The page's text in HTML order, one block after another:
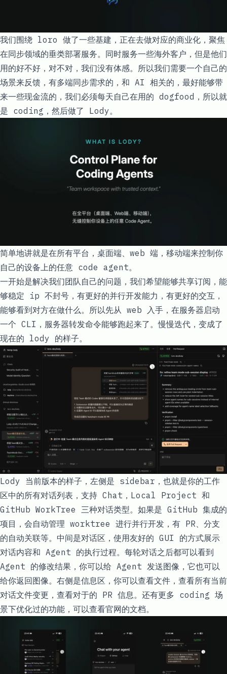
我们围绕 loro 做了一些基建，正在去做对应的商业化，聚焦
在同步领域的垂类部署服务。同时服务一些海外客户，但是他们
用的好不好，对不对，我们没有体感。所以我们需要一个自己的
场景来反馈，有多端同步需求的，和 AI 相关的，最好能够带
来一些现金流的，我们必须每天自己在用的 dogfood，所以就
是 coding，然后做了 Lody。
简单地讲就是在所有平台，桌面端、web 端，移动端来控制你
自己的设备上的任意 code agent。
一开始是解决我们团队自己的问题，我们希望能够共享订阅，能
够稳定 ip 不封号，有更好的并行开发能力，有更好的交互，
能够看到对方在做什么。所以先从 web 入手，在服务器启动
一个 CLI，服务器转发命令能够跑起来了。慢慢迭代，变成了
现在的 lody 的样子。
Lody 当前版本的样子，左侧是 sidebar，也就是你的工作
区中的所有对话列表，支持 Chat，Local Project 和
GitHub WorkTree 三种对话类型。如果是 GitHub 集成的
项目，会自动管理 worktree 进行并行开发，有 PR、分支
的自动关联等。中间是对话区，使用友好的 GUI 的方式展示
对话内容和 Agent 的执行过程。每轮对话之后都可以看到
Agent 的修改结果，你可以给 Agent 发送图像，它也可以
给你返回图像。右侧是信息区，你可以查看文件，查看所有当前
对话文件变更，查看对于的 PR 信息。还有更多 coding 场
景下优化过的功能，可以查看官网的文档。